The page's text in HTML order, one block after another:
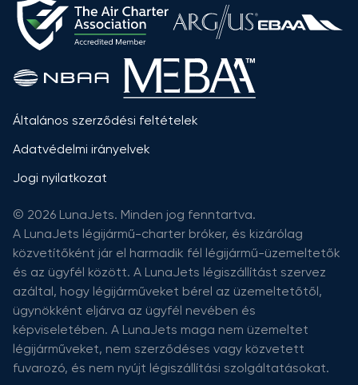
Általános szerződési feltételek
Adatvédelmi irányelvek
Jogi nyilatkozat
© 2026 LunaJets. Minden jog fenntartva.
A LunaJets légijármű-charter bróker, és kizárólag
közvetítőként jár el harmadik fél légijármű-üzemeltetők
és az ügyfél között. A LunaJets légiszállítást szervez
azáltal, hogy légijárműveket bérel az üzemeltetőtől,
ügynökként eljárva az ügyfél nevében és
képviseletében. A LunaJets maga nem üzemeltet
légijárműveket, nem szerződéses vagy közvetett
fuvarozó, és nem nyújt légiszállítási szolgáltatásokat.